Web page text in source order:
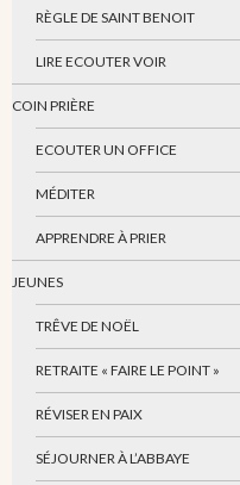
RÈGLE DE SAINT BENOIT
LIRE ECOUTER VOIR
COIN PRIÈRE
ECOUTER UN OFFICE
MÉDITER
APPRENDRE À PRIER
JEUNES
TRÊVE DE NOËL
RETRAITE « FAIRE LE POINT »
RÉVISER EN PAIX
SÉJOURNER À L’ABBAYE